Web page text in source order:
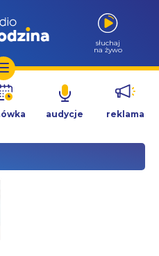
słuchaj
na żywo
audycje reklama